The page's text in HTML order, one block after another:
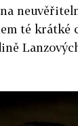
té krátké